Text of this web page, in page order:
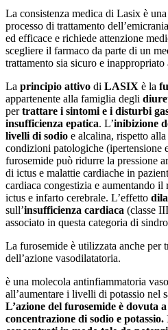
La consistenza medica di Lasix è
processo di trattamento
ed efficace e richiede attenzione
scegliere il farmaco da parte di un
trattamento sia sicuro e
La principio attivo di LASIX è la
appartenente alla famiglia degli
pertrattare i sintomi e i disturbi
insufficienza epatica. L’inibizione
livelli di sodio e alcalina, rispetto
condizioni patologiche (ipertensione
furosemide può ridurre la pressione
di ictus e malattie cardiache in
cardiaca congestizia e aumentando
ictus e infarto cerebrale. L’effetto
sull’insufficienza cardiaca (classe
associato in questa categoria di
La furosemide è utilizzata anche per
dell’azione vasodilatatoria.
è una molecola antinfiammatoria
all’aumentare i livelli di potassio nel
L’azione del furosemide è dovuta
concentrazione di sodio e